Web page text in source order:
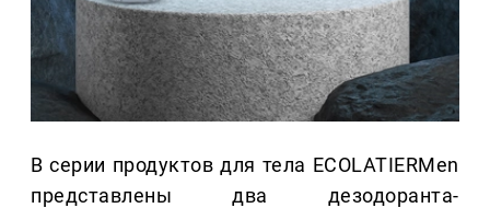
В серии продуктов для тела ECOLATIERMen
представлены два дезодоранта-